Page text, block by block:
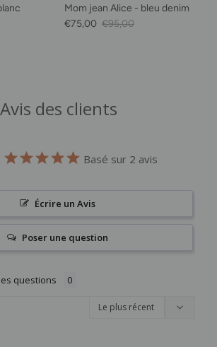
Mom jean Alice - bleu denim
Prix soldé
€75,00 Prix habituel
€95,00
Avis des clients
Basé sur 2 avis
Écrire un Avis
Poser une question
questions